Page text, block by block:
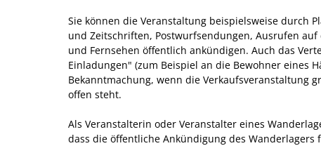
Sie können die Veranstaltung beispielsweise durch
und Zeitschriften, Postwurfsendungen, Ausrufen
und Fernsehen öffentlich ankündigen. Auch das
Einladungen" (zum Beispiel an die Bewohner eines
Bekanntmachung, wenn die Verkaufsveranstaltung
offen steht.
Als Veranstalterin oder Veranstalter eines
dass die öffentliche Ankündigung des